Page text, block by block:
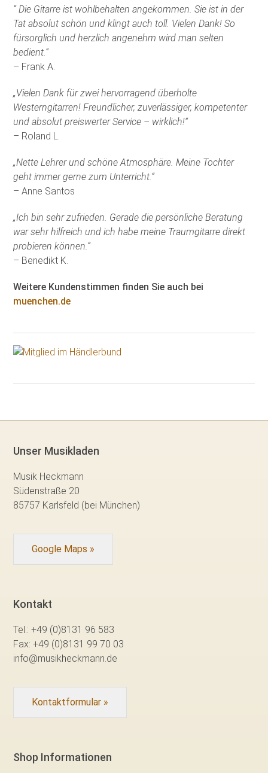
“ Die Gitarre ist wohlbehalten angekommen. Sie ist in der
Tat absolut schön und klingt auch toll. Vielen Dank! So
fürsorglich und herzlich angenehm wird man selten
bedient.“
– Frank A.
„Vielen Dank für zwei hervorragend überholte
Westerngitarren! Freundlicher, zuverlässiger, kompetenter
und absolut preiswerter Service – wirklich!“
– Roland L.
„Nette Lehrer und schöne Atmosphäre. Meine Tochter
geht immer gerne zum Unterricht.“
– Anne Santos
„Ich bin sehr zufrieden. Gerade die persönliche Beratung
war sehr hilfreich und ich habe meine Traumgitarre direkt
probieren können.“
– Benedikt K.
Weitere Kundenstimmen finden Sie auch bei
muenchen.de
Unser Musikladen
Musik Heckmann
Südenstraße 20
85757 Karlsfeld (bei München)
Google Maps »
Kontakt
Tel.:+49 (0)8131 96 583
Fax:+49 (0)8131 99 70 03
info@musikheckmann.de
Kontaktformular »
Shop Informationen